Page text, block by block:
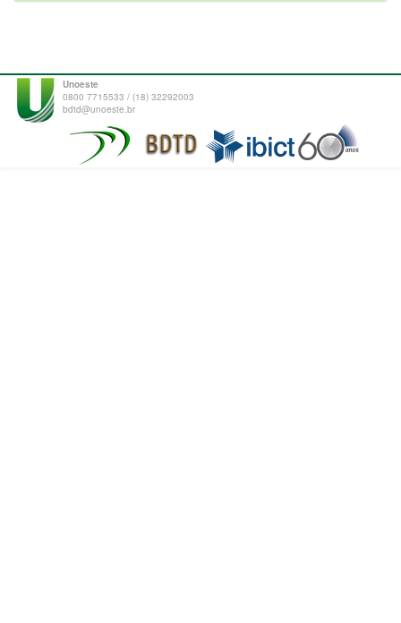
Unoeste
0800 7715533 / (18) 32292003
bdtd@unoeste.br